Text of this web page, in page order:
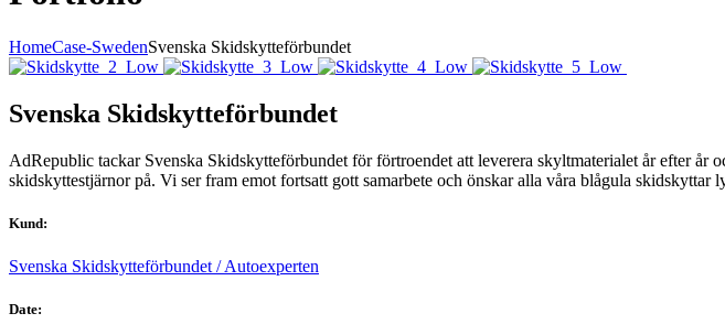
HomeCase-SwedenSvenska Skidskytteförbundet
Svenska Skidskytteförbundet
AdRepublic tackar Svenska Skidskytteförbundet för förtroendet att leverera skyltmaterialet år efter år
skidskyttestjärnor på. Vi ser fram emot fortsatt gott samarbete och önskar alla våra blågula skidskyttar
Kund:
Svenska Skidskytteförbundet / Autoexperten
Date: